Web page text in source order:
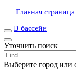
Главная страница
В бассейн
Уточнить поиск
Выберите город или